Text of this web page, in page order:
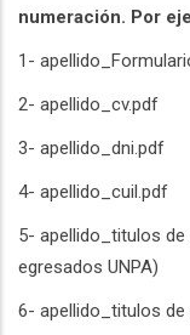
numeración. Por
1-
2- apellido_cv.pdf
3- apellido_dni.pdf
4- apellido_cuil.pdf
5- apellido_titulos
egresados UNPA)
6- apellido_titulos